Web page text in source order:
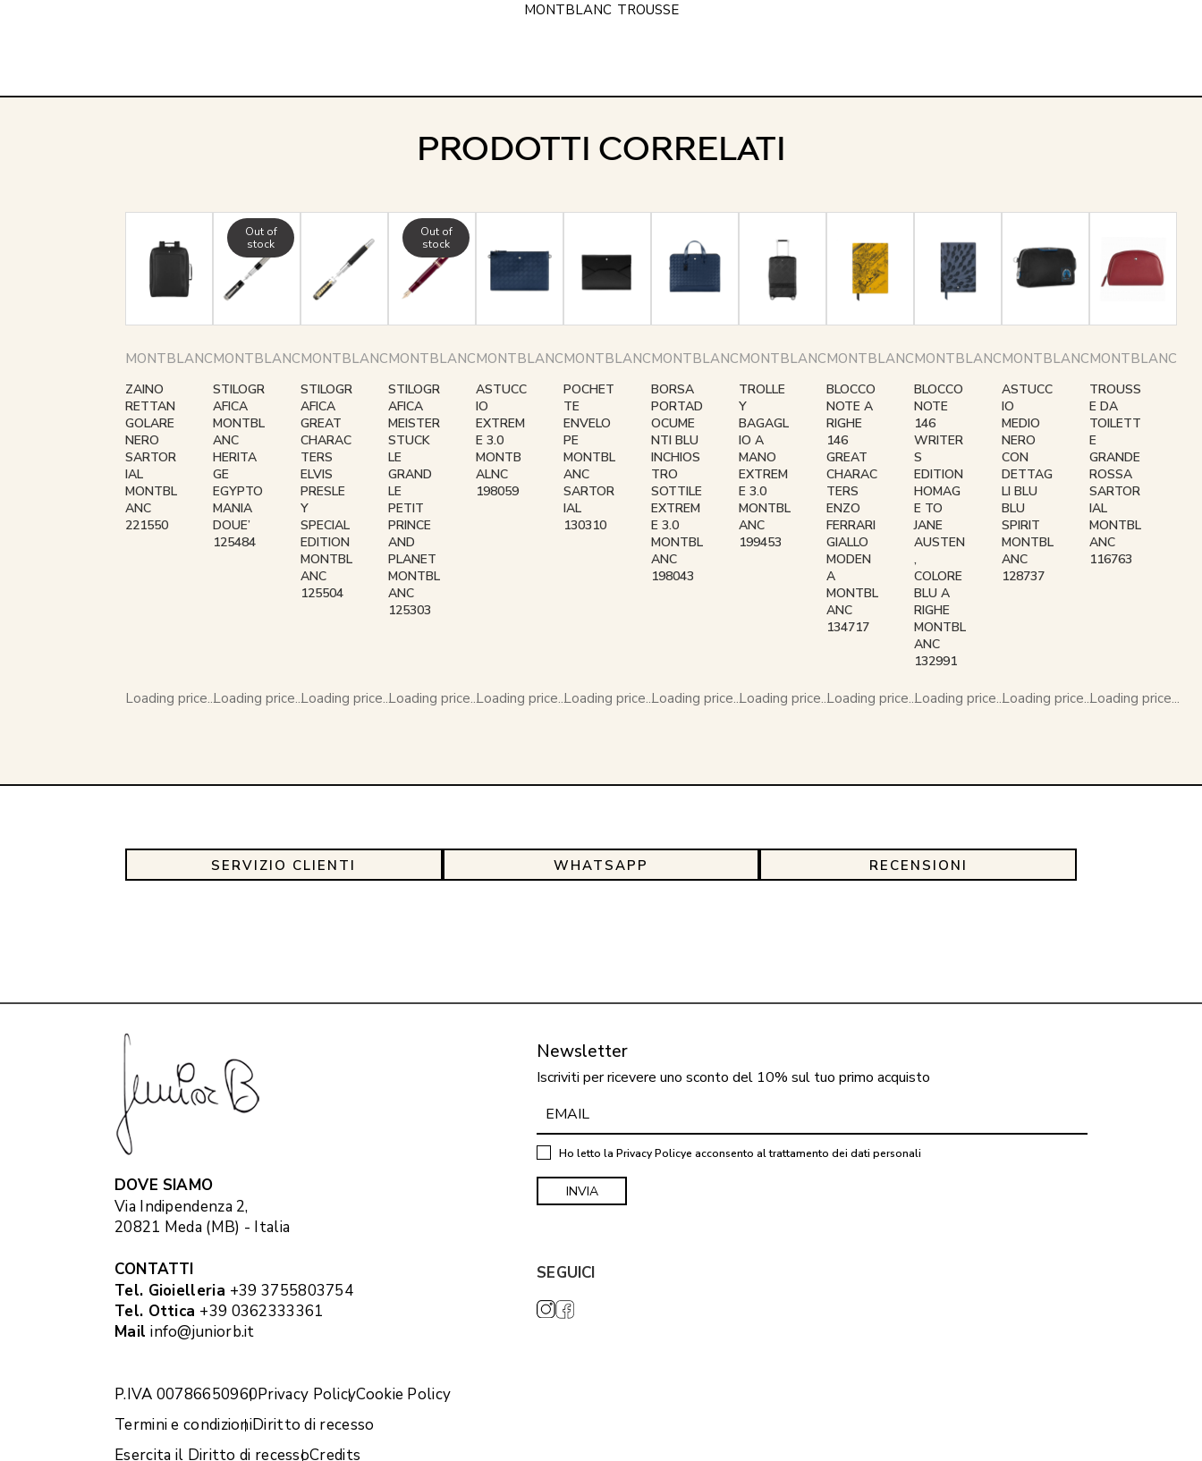
MONTBLANC TROUSSE
PRODOTTI CORRELATI
MONTBLANC
ZAINO
RETTAN
GOLARE
NERO
SARTOR
IAL
MONTBL
ANC
221550
Loading price...
MONTBLANC
Out of
stock
STILOGR
AFICA
MONTBL
ANC
HERITA
GE
EGYPTO
MANIA
DOUE’
125484
Loading price...
MONTBLANC
STILOGR
AFICA
GREAT
CHARAC
TERS
ELVIS
PRESLE
Y
SPECIAL
EDITION
MONTBL
ANC
125504
Loading price...
MONTBLANC
Out of
stock
STILOGR
AFICA
MEISTER
STUCK
LE
GRAND
LE
PETIT
PRINCE
AND
PLANET
MONTBL
ANC
125303
Loading price...
MONTBLANC
ASTUCC
IO
EXTREM
E 3.0
MONTB
ALNC
198059
Loading price...
MONTBLANC
POCHET
TE
ENVELO
PE
MONTBL
ANC
SARTOR
IAL
130310
Loading price...
MONTBLANC
BORSA
PORTAD
OCUME
NTI BLU
INCHIOS
TRO
SOTTILE
EXTREM
E 3.0
MONTBL
ANC
198043
Loading price...
MONTBLANC
TROLLE
Y
BAGAGL
IO A
MANO
EXTREM
E 3.0
MONTBL
ANC
199453
Loading price...
MONTBLANC
BLOCCO
NOTE A
RIGHE
146
GREAT
CHARAC
TERS
ENZO
FERRARI
GIALLO
MODEN
A
MONTBL
ANC
134717
Loading price...
MONTBLANC
BLOCCO
NOTE
146
WRITER
S
EDITION
HOMAG
E TO
JANE
AUSTEN
,
COLORE
BLU A
RIGHE
MONTBL
ANC
132991
Loading price...
MONTBLANC
ASTUCC
IO
MEDIO
NERO
CON
DETTAG
LI BLU
BLU
SPIRIT
MONTBL
ANC
128737
Loading price...
MONTBLANC
TROUSS
E DA
TOILETT
E
GRANDE
ROSSA
SARTOR
IAL
MONTBL
ANC
116763
Loading price...
SERVIZIO CLIENTI WHATSAPP RECENSIONI
DOVE SIAMO
Via Indipendenza 2,
20821 Meda (MB) - Italia
CONTATTI
Tel. Gioielleria +39 3755803754
Tel. Ottica +39 0362333361
Mail info@juniorb.it
P.IVA 00786650960Privacy PolicyCookie Policy
Termini e condizioniDiritto di recesso
Esercita il Diritto di recessoCredits
Newsletter
Iscriviti per ricevere uno sconto del 10% sul tuo primo acquisto
Ho letto laPrivacy Policye acconsento al trattamento dei dati personali
SEGUICI